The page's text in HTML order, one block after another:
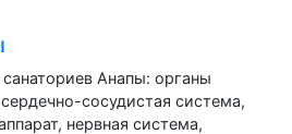
Анапы: органы
сосудистая система,
нервная система,